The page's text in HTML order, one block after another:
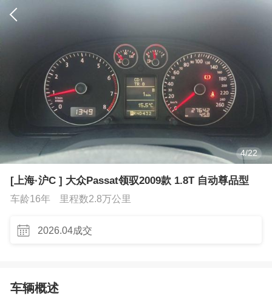
4/22
[上海·沪C ] 大众Passat领驭2009款 1.8T 自动尊品型
车龄16年 里程数2.8万公里
2026.04成交
车辆概述